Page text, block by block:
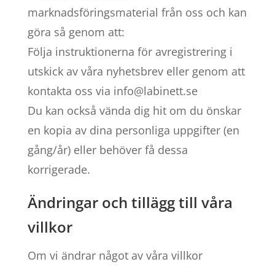
marknadsföringsmaterial från oss och kan
göra så genom att:
Följa instruktionerna för avregistrering i
utskick av våra nyhetsbrev eller genom att
kontakta oss via info@labinett.se
Du kan också vända dig hit om du önskar
en kopia av dina personliga uppgifter (en
gång/år) eller behöver få dessa
korrigerade.
Ändringar och tillägg till våra
villkor
Om vi ändrar något av våra villkor